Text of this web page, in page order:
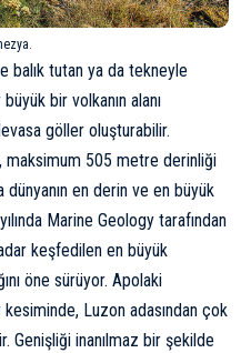
balık tutan ya da tekneyle
bir volkanın alanı
göller oluşturabilir.
maksimum 505 metre derinliği
en derin ve en büyük
Marine Geology tarafından
keşfedilen en büyük
öne sürüyor. Apolaki
kesiminde, Luzon adasından çok
Genişliği inanılmaz bir şekilde